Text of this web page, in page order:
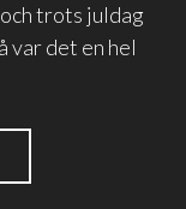
trots juldag
var det en hel